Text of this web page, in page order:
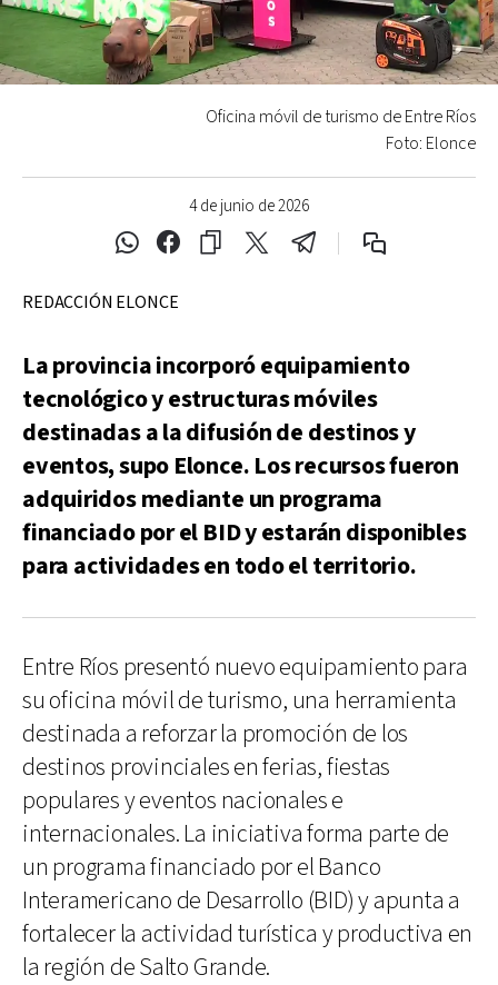
4 de junio de 2026
Oficina móvil de turismo de Entre Ríos
Foto: Elonce
REDACCIÓN ELONCE
La provincia incorporó equipamiento
tecnológico y estructuras móviles
destinadas a la difusión de destinos y
eventos, supo Elonce. Los recursos fueron
adquiridos mediante un programa
financiado por el BID y estarán disponibles
para actividades en todo el territorio.
Entre Ríos presentó nuevo equipamiento para
su oficina móvil de turismo, una herramienta
destinada a reforzar la promoción de los
destinos provinciales en ferias, fiestas
populares y eventos nacionales e
internacionales. La iniciativa forma parte de
un programa financiado por el Banco
Interamericano de Desarrollo (BID) y apunta a
fortalecer la actividad turística y productiva en
la región de Salto Grande.